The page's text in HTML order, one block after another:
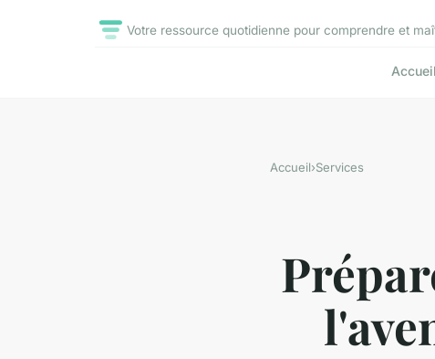
Votre ressource quotidienne pour comprendre et
Accueil
Accueil›Services